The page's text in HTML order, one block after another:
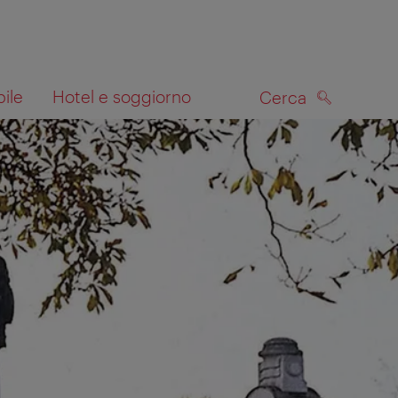
Hotel e soggiorno Cerca
mappa CERCA